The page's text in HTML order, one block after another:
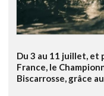
Du 3 au 11 juillet, et
France, le
Biscarrosse, grâce